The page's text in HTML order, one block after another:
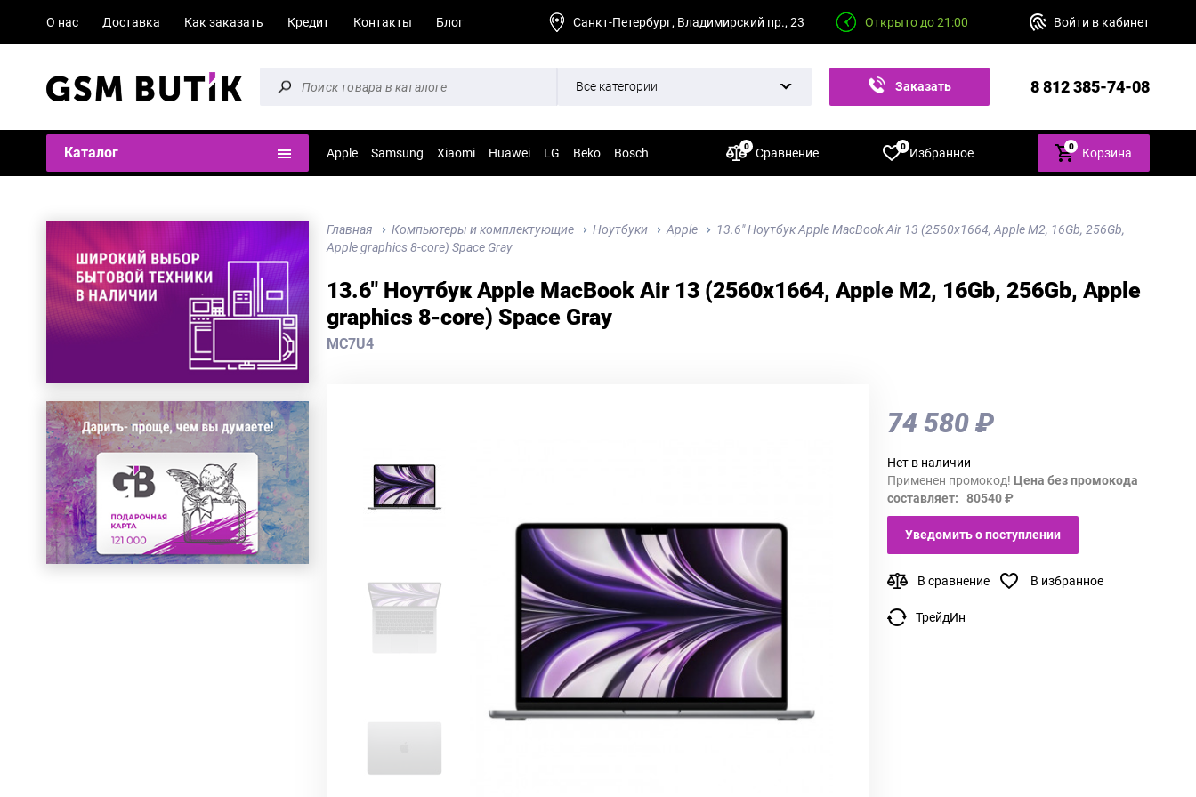
О нас Доставка Как заказать Кредит Контакты Блог Санкт-Петербург, Владимирский пр., 23 Открыто до 21:00 Войти в кабинет
Все категории Заказать 8 812 385-74-08
Каталог Apple Samsung Xiaomi Huawei LG Beko Bosch Сравнение
0 Избранное
0 0 Корзина
Главная Компьютеры и комплектующие Ноутбуки Apple
13.6" Ноутбук Apple MacBook Air 13 (2560x1664, Apple M2, 16Gb, 256Gb,
Apple graphics 8-core) Space Gray
13.6" Ноутбук Apple MacBook Air 13 (2560x1664, Apple M2, 16Gb, 256Gb, Apple
graphics 8-core) Space Gray
MC7U4
74 580 ₽
Нет в наличии
Применен промокод! Цена без промокода
составляет: 80540 ₽
Уведомить о поступлении
В сравнение В избранное
ТрейдИн